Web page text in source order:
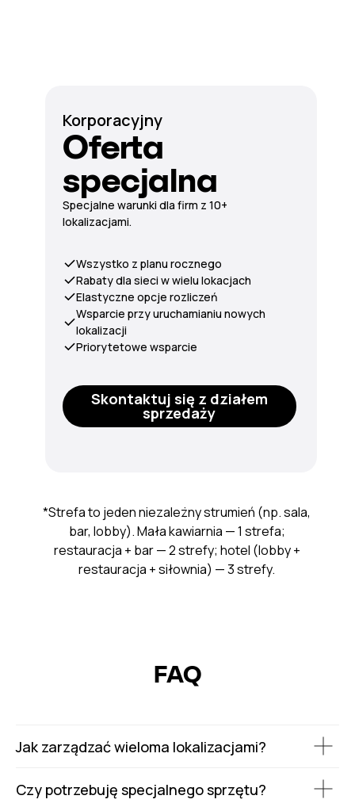
*Strefa to jeden niezależny strumień (np. sala,
bar, lobby). Mała kawiarnia — 1 strefa;
restauracja + bar — 2 strefy; hotel (lobby +
restauracja + siłownia) — 3 strefy.
Korporacyjny
Oferta
specjalna
Specjalne warunki dla firm z 10+
lokalizacjami.
Skontaktuj się z działem
sprzedaży
Wszystko z planu rocznego
Rabaty dla sieci w wielu lokacjach
Elastyczne opcje rozliczeń
Wsparcie przy uruchamianiu nowych
lokalizacji
Priorytetowe wsparcie
FAQ
Jak zarządzać wieloma lokalizacjami?
Czy potrzebuję specjalnego sprzętu?